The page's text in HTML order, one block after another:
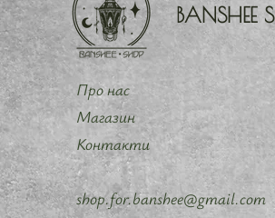
BANSHEE
Про нас
Магазин
Контакти
shop.for.banshee@gmail.com